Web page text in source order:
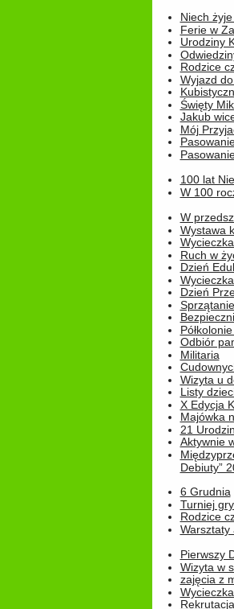
Niech
Ferie w
Urodziny
Rodzice
Wyjazd
Święty
Jakub
Mój
100 lat
W 100
W
Wystawa
Ruch w
Dzień
Dzień
Odbiór
Militaria
Wizyta u
Listy
X Edycja
Majówka
21
Aktywnie
Debiuty”
6 Grudnia
Turniej
Rodzice
Warsztaty
Pierwszy
Wizyta w
zajęcia z